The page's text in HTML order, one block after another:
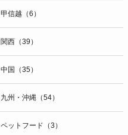
甲信越（6）
関西（39）
中国（35）
九州・沖縄（54）
ペットフード（3）